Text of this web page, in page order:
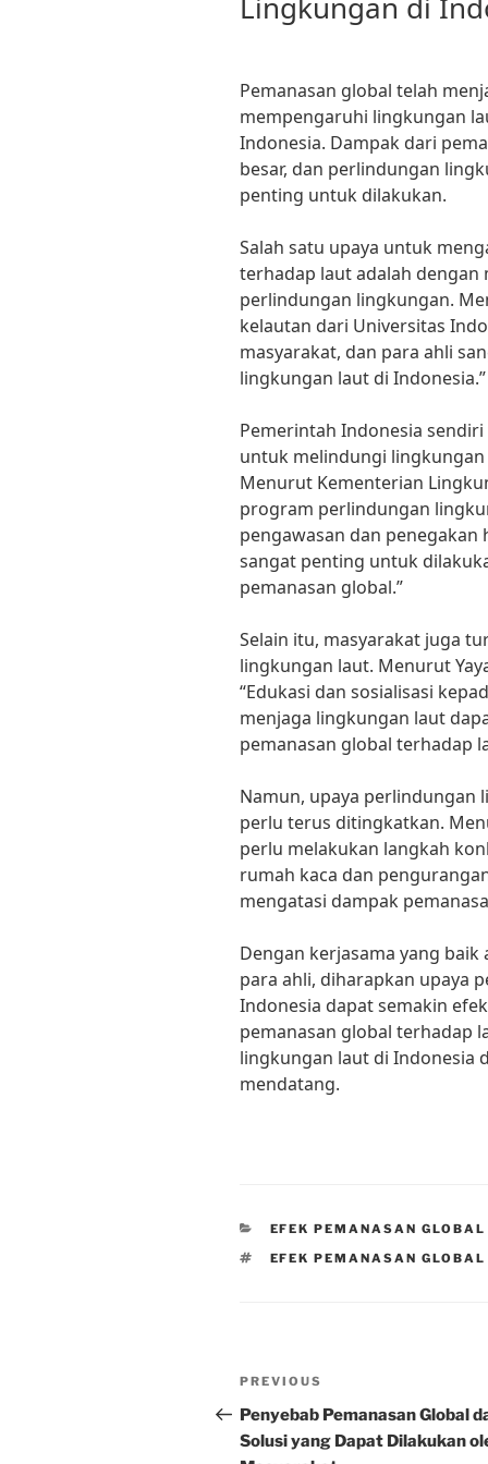
Pemanasan global telah
mempengaruhi lingkungan
Indonesia. Dampak dari
besar, dan perlindungan
penting untuk dilakukan.
Salah satu upaya untuk
terhadap laut adalah
perlindungan lingkungan.
kelautan dari Universitas
masyarakat, dan para ahli
lingkungan laut di Indonesia.”
Pemerintah Indonesia
untuk melindungi
Menurut Kementerian
program perlindungan
pengawasan dan
sangat penting untuk
pemanasan global.”
Selain itu, masyarakat juga
lingkungan laut. Menurut
“Edukasi dan sosialisasi
menjaga lingkungan laut
pemanasan global terhadap
Namun, upaya perlindungan
perlu terus ditingkatkan.
perlu melakukan langkah
rumah kaca dan
mengatasi dampak
Dengan kerjasama yang
para ahli, diharapkan upaya
Indonesia dapat semakin
pemanasan global terhadap
lingkungan laut di Indonesia
mendatang.
CATEGORIES
EFEK PEMANASAN GLOBAL
TAGS
EFEK PEMANASAN
Post
navigation
Previous
Post
PREVIOUS
Penyebab Pemanasan Global
Solusi yang Dapat Dilakukan